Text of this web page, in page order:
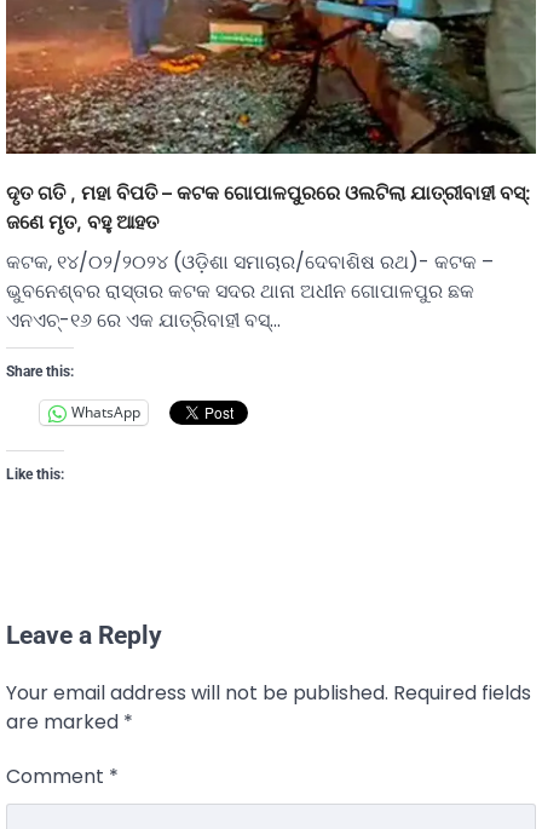
ଦୃତ ଗତି , ମହା ବିପତି – କଟକ ଗୋପାଳପୁରରେ ଓଲଟିଲା ଯାତ୍ରୀବାହୀ ବସ୍:
ଜଣେ ମୃତ, ବହୁ ଆହତ
କଟକ, ୧୪/୦୨/୨୦୨୪ (ଓଡ଼ିଶା ସମାଚାର/ଦେବାଶିଷ ରଥ)- କଟକ –
ଭୁବନେଶ୍ବର ରାସ୍ତାର କଟକ ସଦର ଥାନା ଅଧୀନ ଗୋପାଳପୁର ଛକ
ଏନଏଚ୍-୧୬ ରେ ଏକ ଯାତ୍ରିବାହୀ ବସ୍…
Share this:
WhatsApp
Like this:
Leave a Reply
Your email address will not be published. Required fields
are marked *
Comment *